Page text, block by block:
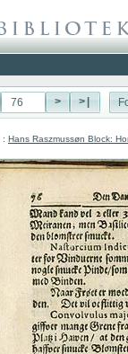
> >|
: Hans Raszmussøn Block: